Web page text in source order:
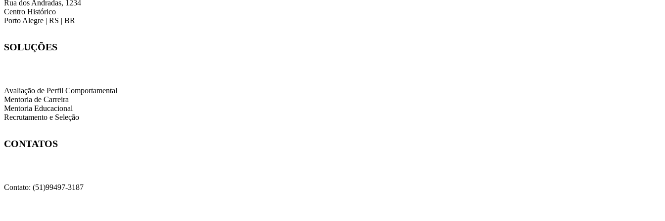
Rua dos Andradas, 1234
Centro Histórico
Porto Alegre | RS | BR
SOLUÇÕES
Avaliação de Perfil Comportamental
Mentoria de Carreira
Mentoria Educacional
Recrutamento e Seleção
CONTATOS
Contato: (51)99497-3187